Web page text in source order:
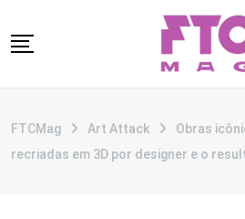
to
CATEGORIAS
FTCMag Art Attack
Obras
recriadas em 3D por designer e o